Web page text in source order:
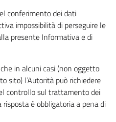
conferimento dei dati
impossibilità di perseguire le
presente Informativa e di
in alcuni casi (non oggetto
sito) l’Autorità può richiedere
controllo sul trattamento dei
è obbligatoria a pena di